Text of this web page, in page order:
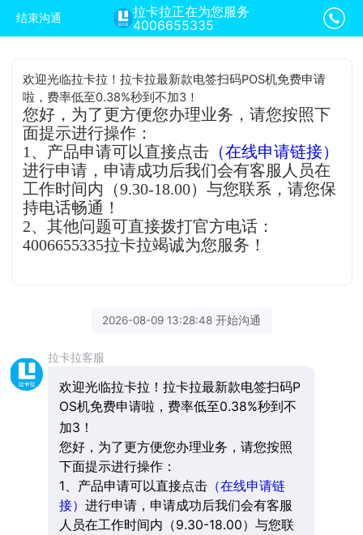
结束沟通
拉卡拉正在为您服务
4006655335
欢迎光临拉卡拉！拉卡拉最新款电签扫码POS机免费申请
啦，费率低至0.38%秒到不加3！
您好，为了更方便您办理业务，请您按照下
面提示进行操作：
1、产品申请可以直接点击 （在线申请链接）
进行申请，申请成功后我们会有客服人员在
工作时间内（9.30-18.00）与您联系，请您保
持电话畅通！
2、其他问题可直接拨打官方电话：
4006655335拉卡拉竭诚为您服务！
2026-08-09 13:28:48 开始沟通
拉卡拉客服
欢迎光临拉卡拉！拉卡拉最新款电签扫码P
OS机免费申请啦，费率低至0.38%秒到不
加3！
您好，为了更方便您办理业务，请您按照
下面提示进行操作：
1、产品申请可以直接点击（在线申请链
接） 进行申请，申请成功后我们会有客服
人员在工作时间内（9.30-18.00）与您联